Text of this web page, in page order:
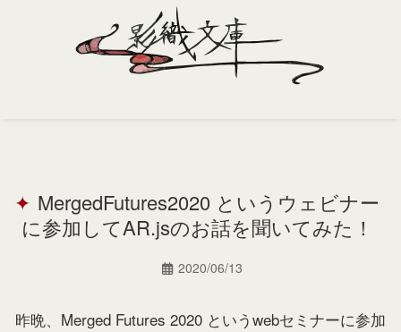
Portfolio
Support
MergedFutures2020 というウェビナー
に参加してAR.jsのお話を聞いてみた！
2020/06/13
昨晩、Merged Futures 2020 というwebセミナーに参加